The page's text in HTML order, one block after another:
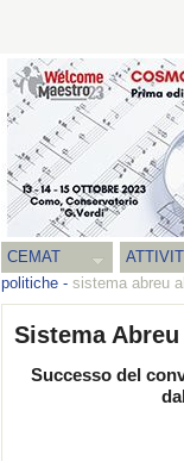
CEMAT
politiche - sistema abreu
Sistema
Successo del